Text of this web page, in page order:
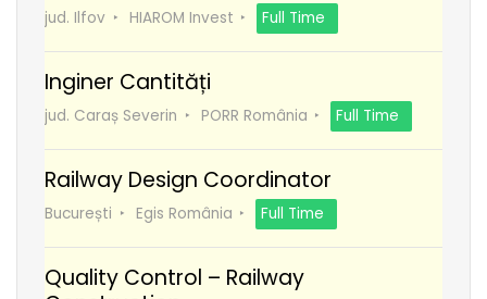
jud. Ilfov HIAROM Invest Full Time
Inginer Cantități
jud. Caraș Severin PORR România Full Time
Railway Design Coordinator
București Egis România Full Time
Quality Control – Railway